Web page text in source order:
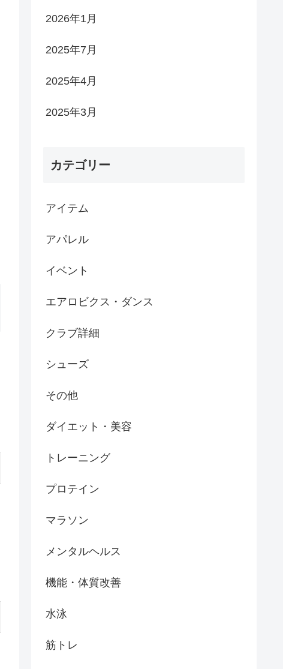
2026年1月
2025年7月
2025年4月
2025年3月
カテゴリー
アイテム
アパレル
イベント
エアロビクス・ダンス
クラブ詳細
シューズ
その他
ダイエット・美容
トレーニング
プロテイン
マラソン
メンタルヘルス
機能・体質改善
水泳
筋トレ